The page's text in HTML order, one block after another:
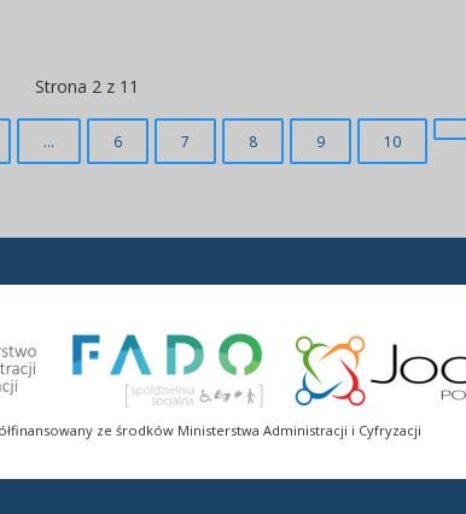
Strona 2 z 11
... 6 7 8 9 10
ze środków Ministerstwa Administracji i Cyfryzacji